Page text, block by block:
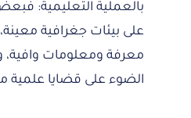
بالعملية التعليمية:
على بيئات جغرافية
معرفة ومعلومات
الضوء على قضايا علمية